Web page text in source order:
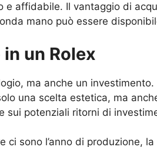
e affidabile. Il vantaggio di
mano può essere
in un Rolex
ma anche un
una scelta estetica, ma
sui potenziali ritorni di
ci sono l’anno di produzione,